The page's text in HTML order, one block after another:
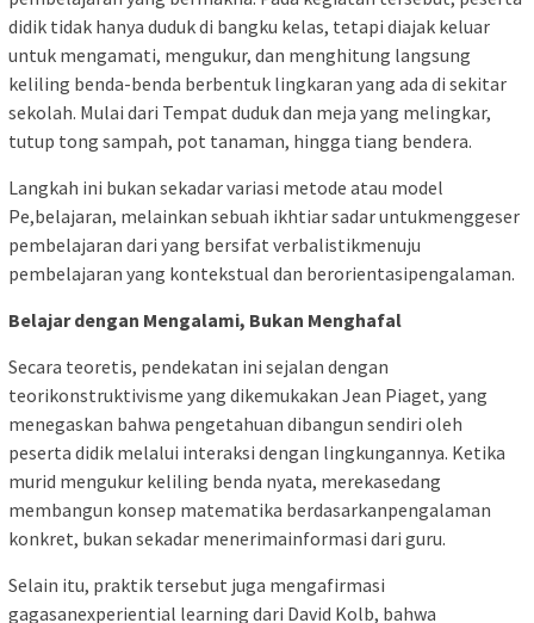
didik tidak hanya duduk di bangku kelas, tetapi diajak keluar
untuk mengamati, mengukur, dan menghitung langsung
keliling benda-benda berbentuk lingkaran yang ada di sekitar
sekolah. Mulai dari Tempat duduk dan meja yang melingkar,
tutup tong sampah, pot tanaman, hingga tiang bendera.
Langkah ini bukan sekadar variasi metode atau model
Pe,belajaran, melainkan sebuah ikhtiar sadar untukmenggeser
pembelajaran dari yang bersifat verbalistikmenuju
pembelajaran yang kontekstual dan berorientasipengalaman.
Belajar dengan Mengalami, Bukan Menghafal
Secara teoretis, pendekatan ini sejalan dengan
teorikonstruktivisme yang dikemukakan Jean Piaget, yang
menegaskan bahwa pengetahuan dibangun sendiri oleh
peserta didik melalui interaksi dengan lingkungannya. Ketika
murid mengukur keliling benda nyata, merekasedang
membangun konsep matematika berdasarkanpengalaman
konkret, bukan sekadar menerimainformasi dari guru.
Selain itu, praktik tersebut juga mengafirmasi
gagasanexperiential learning dari David Kolb, bahwa